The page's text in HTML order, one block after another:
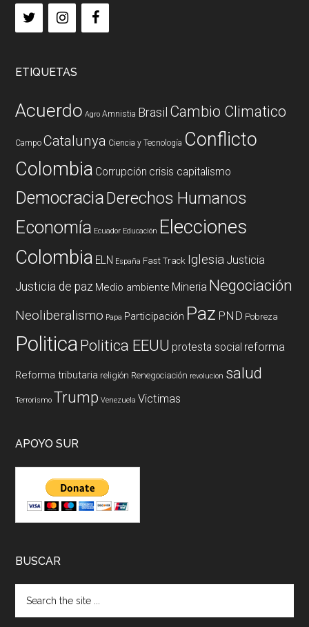
ETIQUETAS
Acuerdo Agro Amnistia Brasil Cambio Climatico
Campo Catalunya Ciencia y Tecnología Conflicto
Colombia Corrupción crisis capitalismo
DemocraciaDerechos Humanos
Economía Ecuador Educación Elecciones
Colombia ELN España Fast Track Iglesia Justicia
Justicia de paz Medio ambiente Mineria Negociación
Neoliberalismo Papa Participación Paz PND Pobreza
PoliticaPolitica EEUU protesta social reforma
Reforma tributaria religión Renegociación revolucion salud
Terrorismo Trump Venezuela Victimas
APOYO SUR
BUSCAR